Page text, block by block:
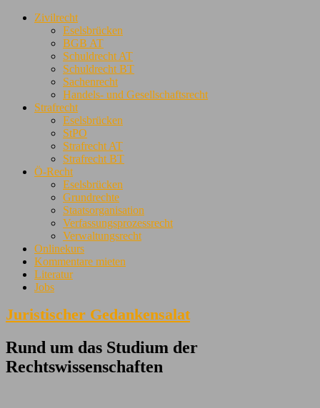
Zivilrecht
Eselsbrücken
BGB AT
Schuldrecht AT
Schuldrecht BT
Sachenrecht
Handels- und Gesellschaftsrecht
Strafrecht
Eselsbrücken
StPO
Strafrecht AT
Strafrecht BT
Ö-Recht
Eselsbrücken
Grundrechte
Staatsorganisation
Verfassungsprozessrecht
Verwaltungsrecht
Onlinekurs
Kommentare mieten
Literatur
Jobs
Juristischer Gedankensalat
Rund um das Studium der
Rechtswissenschaften